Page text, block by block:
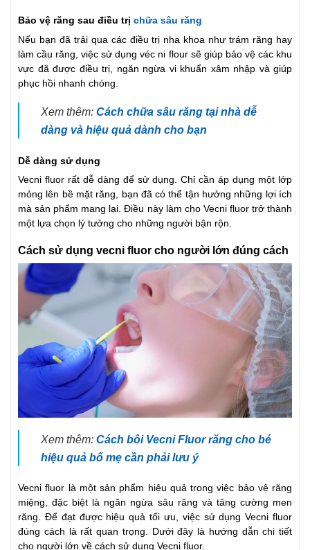
Bảo vệ răng sau điều trị chữa sâu răng
Nếu bạn đã trải qua các điều trị nha khoa như trám răng hay
làm cầu răng, việc sử dụng véc ni flour sẽ giúp bảo vệ các khu
vực đã được điều trị, ngăn ngừa vi khuẩn xâm nhập và giúp
phục hồi nhanh chóng.
Xem thêm: Cách chữa sâu răng tại nhà dễ
dàng và hiệu quả dành cho bạn
Dễ dàng sử dụng
Vecni fluor rất dễ dàng để sử dụng. Chỉ cần áp dụng một lớp
mỏng lên bề mặt răng, bạn đã có thể tận hưởng những lợi ích
mà sản phẩm mang lại. Điều này làm cho Vecni fluor trở thành
một lựa chọn lý tưởng cho những người bận rộn.
Cách sử dụng vecni fluor cho người lớn đúng cách
Xem thêm: Cách bôi Vecni Fluor răng cho bé
hiệu quả bố mẹ cần phải lưu ý
Vecni fluor là một sản phẩm hiệu quả trong việc bảo vệ răng
miệng, đặc biệt là ngăn ngừa sâu răng và tăng cường men
răng. Để đạt được hiệu quả tối ưu, việc sử dụng Vecni fluor
đúng cách là rất quan trọng. Dưới đây là hướng dẫn chi tiết
cho người lớn về cách sử dụng Vecni fluor.